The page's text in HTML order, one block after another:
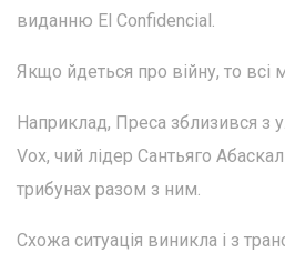
виданню El Confidencial.
Якщо йдеться про війну, то всі
Наприклад, Преса зблизився з
Vox, чий лідер Сантьяго
трибунах разом з ним.
Схожа ситуація виникла і з